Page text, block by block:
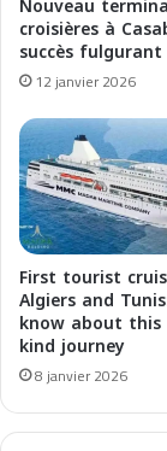
a
l
a
n
d
E
c
o
n
o
m
i
c
R
e
o
e
a
2
0
2
6
:
E
s
p
l
o
r
a
t
i
Nouveau
croisières à
succès fulgurant
12 janvier 2026
First tourist
Algiers and
know about
kind journey
8 janvier 2026